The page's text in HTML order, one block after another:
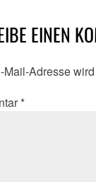
EINEN
Mail-Adresse
*